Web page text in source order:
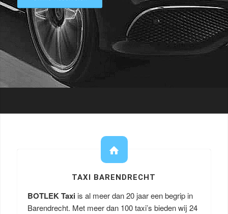
TAXI BARENDRECHT
BOTLEK Taxi is al meer dan 20 jaar een begrip in
Barendrecht. Met meer dan 100 taxi’s bieden wij 24